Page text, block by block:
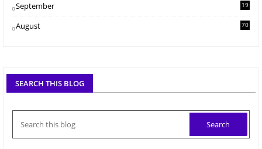
September
19
August 70
SEARCH THIS BLOG